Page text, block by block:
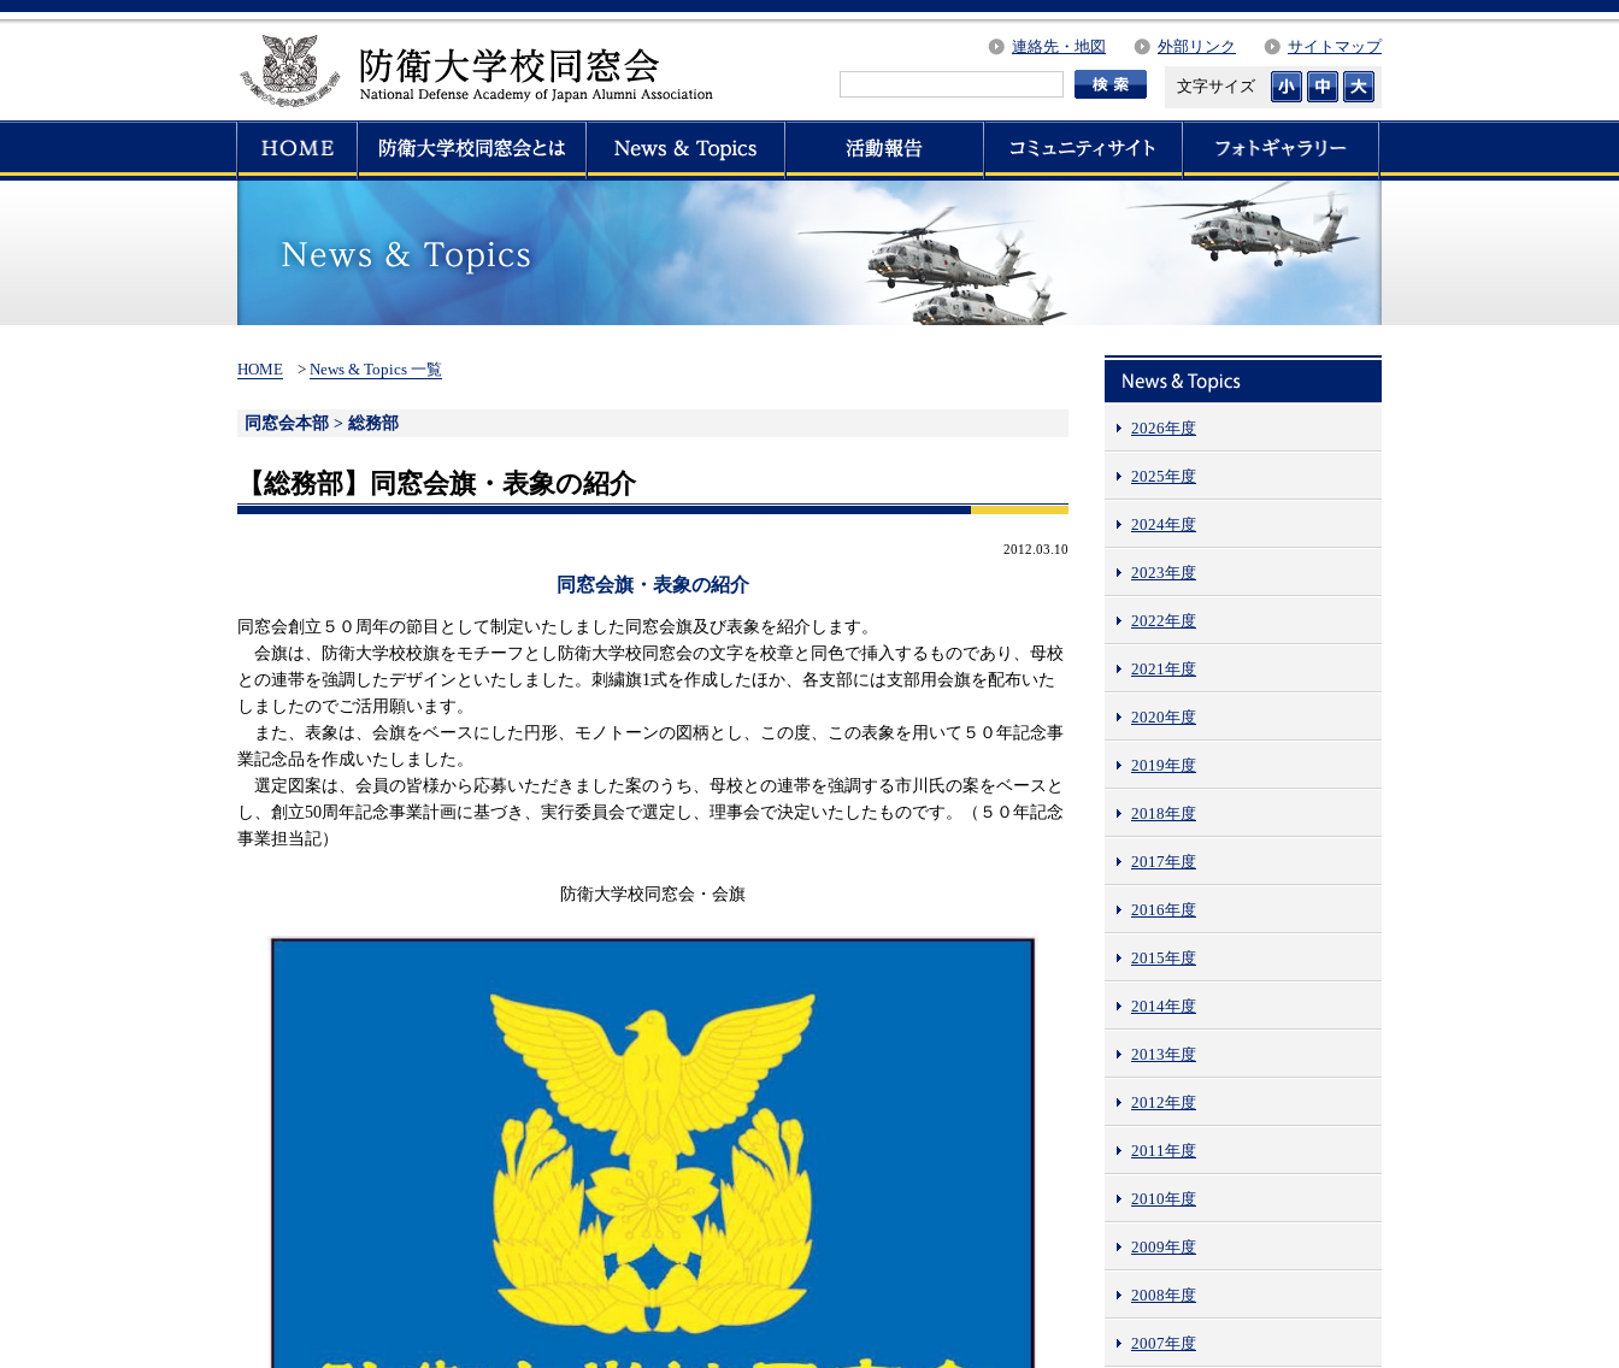
連絡先・地図 外部リンク サイトマップ
文字サイズ
HOME > News & Topics 一覧
同窓会本部 > 総務部
【総務部】同窓会旗・表象の紹介
2012.03.10
同窓会旗・表象の紹介
同窓会創立５０周年の節目として制定いたしました同窓会旗及び表象を紹介します。
会旗は、防衛大学校校旗をモチーフとし防衛大学校同窓会の文字を校章と同色で挿入するものであり、母校
との連帯を強調したデザインといたしました。刺繍旗1式を作成したほか、各支部には支部用会旗を配布いた
しましたのでご活用願います。
また、表象は、会旗をベースにした円形、モノトーンの図柄とし、この度、この表象を用いて５０年記念事
業記念品を作成いたしました。
選定図案は、会員の皆様から応募いただきました案のうち、母校との連帯を強調する市川氏の案をベースと
し、創立50周年記念事業計画に基づき、実行委員会で選定し、理事会で決定いたしたものです。（５０年記念
事業担当記）
防衛大学校同窓会・会旗
2026年度
2025年度
2024年度
2023年度
2022年度
2021年度
2020年度
2019年度
2018年度
2017年度
2016年度
2015年度
2014年度
2013年度
2012年度
2011年度
2010年度
2009年度
2008年度
2007年度